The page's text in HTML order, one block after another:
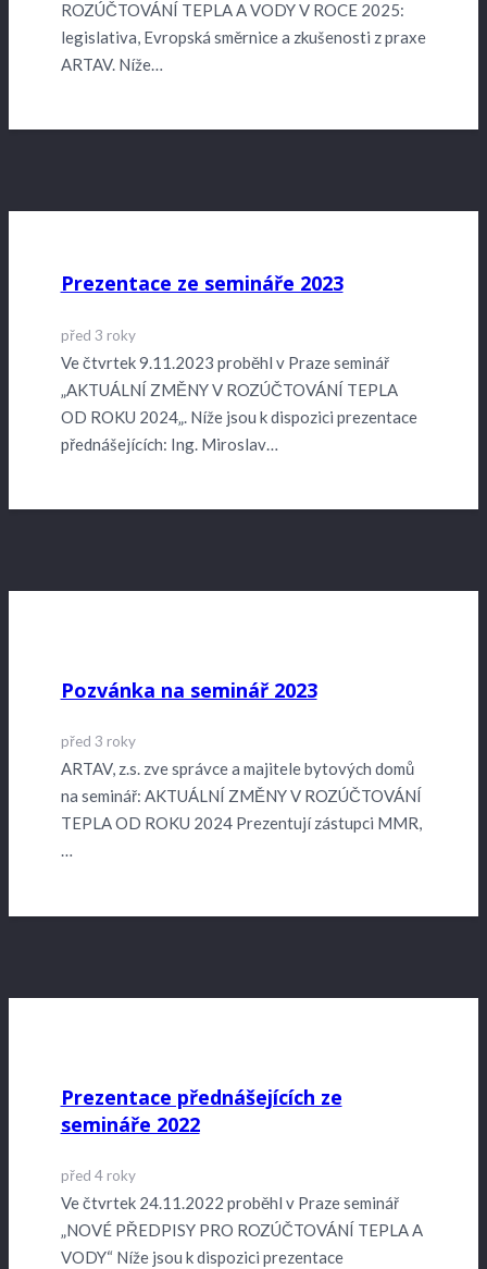
ROZÚČTOVÁNÍ TEPLA A VODY V ROCE 2025:
legislativa, Evropská směrnice a zkušenosti z praxe
ARTAV. Níže…
Prezentace ze semináře 2023
před 3 roky
Ve čtvrtek 9.11.2023 proběhl v Praze seminář
„AKTUÁLNÍ ZMĚNY V ROZÚČTOVÁNÍ TEPLA
OD ROKU 2024„. Níže jsou k dispozici prezentace
přednášejících: Ing. Miroslav…
Pozvánka na seminář 2023
před 3 roky
ARTAV, z.s. zve správce a majitele bytových domů
na seminář: AKTUÁLNÍ ZMĚNY V ROZÚČTOVÁNÍ
TEPLA OD ROKU 2024 Prezentují zástupci MMR,
…
Prezentace přednášejících ze
semináře 2022
před 4 roky
Ve čtvrtek 24.11.2022 proběhl v Praze seminář
„NOVÉ PŘEDPISY PRO ROZÚČTOVÁNÍ TEPLA A
VODY“ Níže jsou k dispozici prezentace